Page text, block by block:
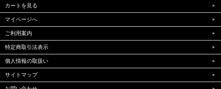
カートを見る
マイページへ
ご利用案内
特定商取引法表示
個人情報の取扱い
サイトマップ